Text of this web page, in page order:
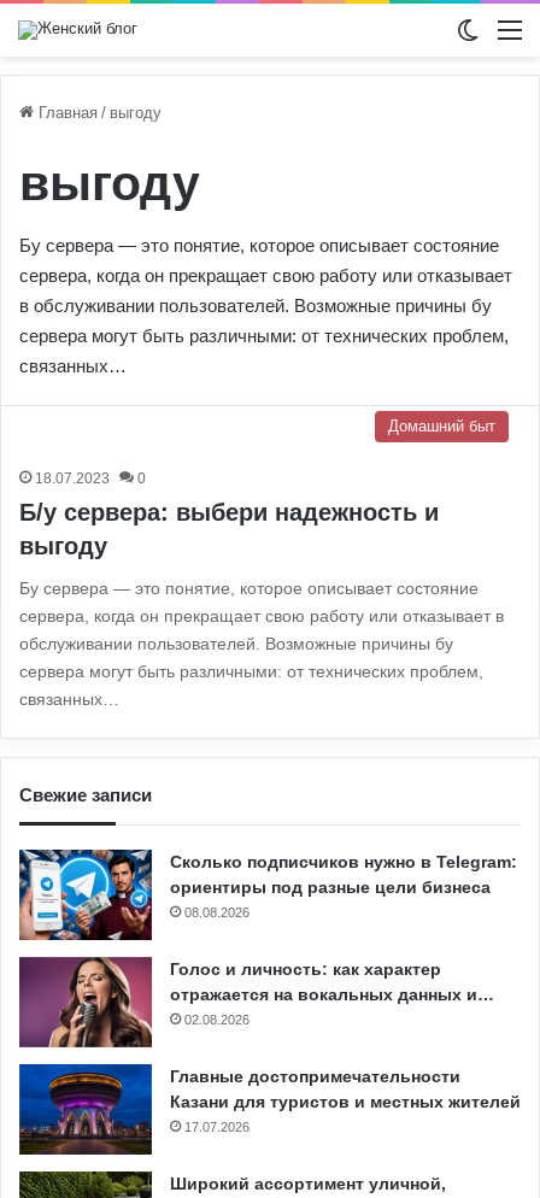
Главная / выгоду
выгоду
Бу сервера — это понятие, которое описывает состояние
сервера, когда он прекращает свою работу или отказывает
в обслуживании пользователей. Возможные причины бу
сервера могут быть различными: от технических проблем,
связанных…
Домашний быт
18.07.2023 0
Б/у сервера: выбери надежность и
выгоду
Бу сервера — это понятие, которое описывает состояние
сервера, когда он прекращает свою работу или отказывает в
обслуживании пользователей. Возможные причины бу
сервера могут быть различными: от технических проблем,
связанных…
Свежие записи
Сколько подписчиков нужно в Telegram:
ориентиры под разные цели бизнеса
08.08.2026
Голос и личность: как характер
отражается на вокальных данных и…
02.08.2026
Главные достопримечательности
Казани для туристов и местных жителей
17.07.2026
Широкий ассортимент уличной,